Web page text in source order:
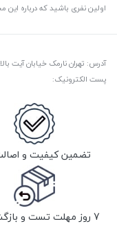
اولین نفری باشید که درباره
پست الکترونیک:
تضمین کیفیت و
7 روز مهلت تست و بازگشت کالا